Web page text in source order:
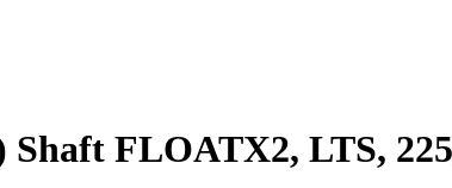
FLOATX2, LTS,